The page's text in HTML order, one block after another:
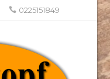
0225151849